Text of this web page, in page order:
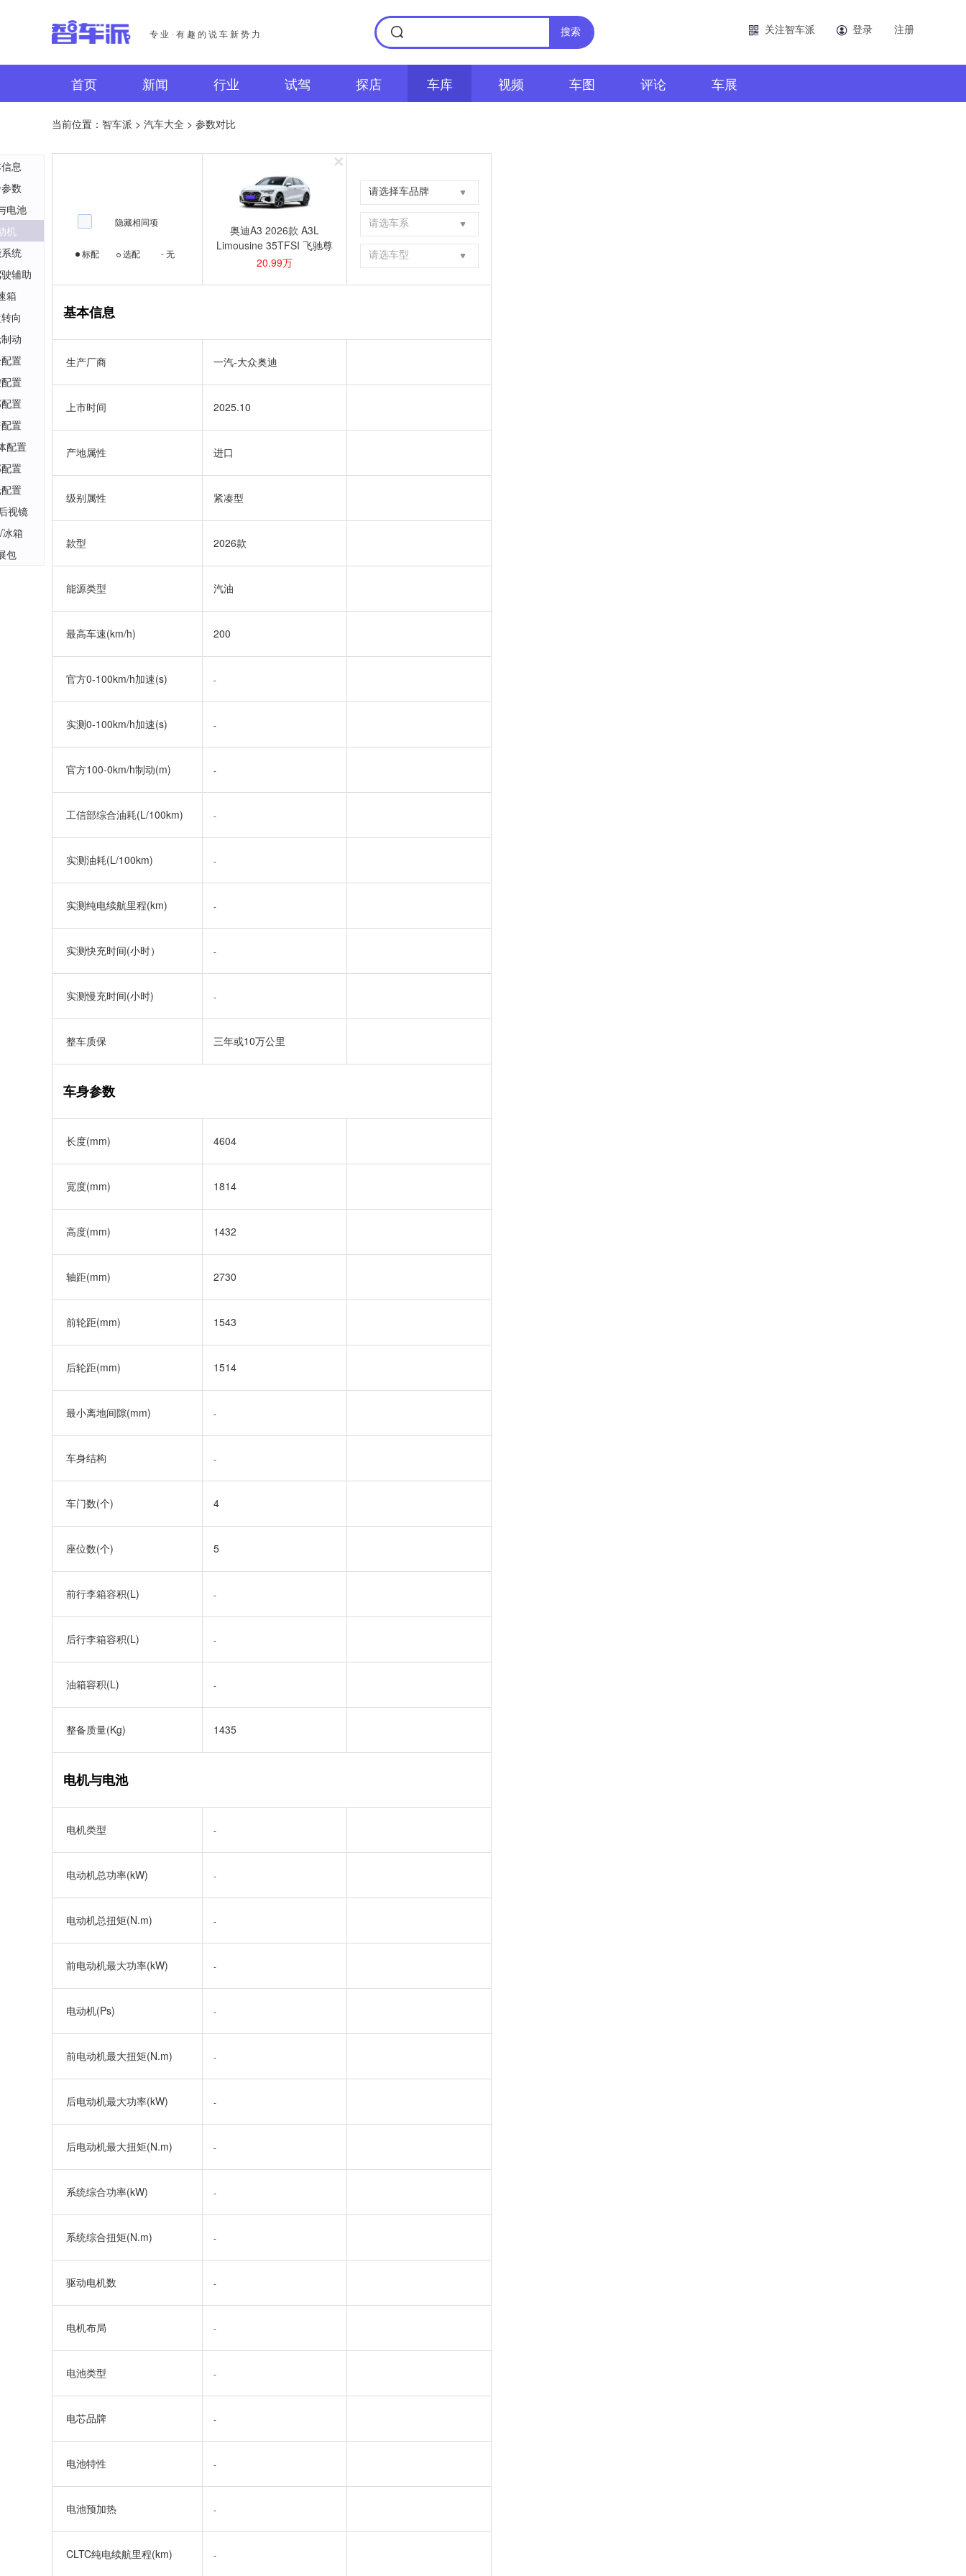
专业·有趣的说车新势力 搜索 关注智车派 登录 注册
首页 新闻 行业 试驾 探店 车库 视频 车图 评论 车展
当前位置： 智车派 > 汽车大全 > 参数对比
隐藏相同项
标配 选配 - 无
奥迪A3 2026款 A3L
Limousine 35TFSI 飞驰尊
享型 +豪华臻选包(南方版)
20.99万
请选择车品牌
请选车系
请选车型
基本信息
生产厂商 一汽-大众奥迪
上市时间 2025.10
产地属性 进口
级别属性 紧凑型
款型 2026款
能源类型 汽油
最高车速(km/h) 200
官方0-100km/h加速(s) -
实测0-100km/h加速(s) -
官方100-0km/h制动(m) -
工信部综合油耗(L/100km) -
实测油耗(L/100km) -
实测纯电续航里程(km) -
实测快充时间(小时） -
实测慢充时间(小时) -
整车质保 三年或10万公里
车身参数
长度(mm) 4604
宽度(mm) 1814
高度(mm) 1432
轴距(mm) 2730
前轮距(mm) 1543
后轮距(mm) 1514
最小离地间隙(mm) -
车身结构 -
车门数(个) 4
座位数(个) 5
前行李箱容积(L) -
后行李箱容积(L) -
油箱容积(L) -
整备质量(Kg) 1435
电机与电池
电机类型 -
电动机总功率(kW) -
电动机总扭矩(N.m) -
前电动机最大功率(kW) -
电动机(Ps) -
前电动机最大扭矩(N.m) -
后电动机最大功率(kW) -
后电动机最大扭矩(N.m) -
系统综合功率(kW) -
系统综合扭矩(N.m) -
驱动电机数 -
电机布局 -
电池类型 -
电芯品牌 -
电池特性 -
电池预加热 -
CLTC纯电续航里程(km) -
息
数
电池
机
统
辅助
箱
向
动
置
置
置
置
配置
置
置
视镜
冰箱
包